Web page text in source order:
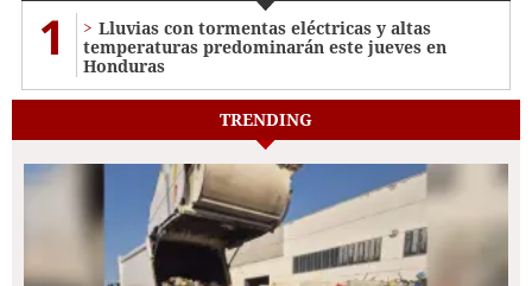
1
Lluvias con tormentas eléctricas y altas
temperaturas predominarán este jueves en
Honduras
TRENDING